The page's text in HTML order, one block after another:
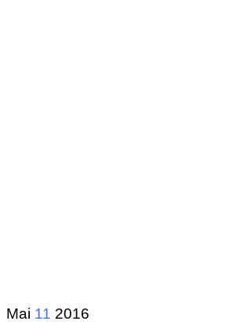
Mai 11 2016